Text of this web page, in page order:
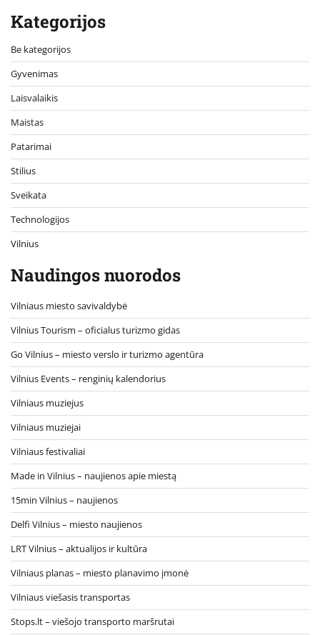
Kategorijos
Be kategorijos
Gyvenimas
Laisvalaikis
Maistas
Patarimai
Stilius
Sveikata
Technologijos
Vilnius
Naudingos nuorodos
Vilniaus miesto savivaldybė
Vilnius Tourism – oficialus turizmo gidas
Go Vilnius – miesto verslo ir turizmo agentūra
Vilnius Events – renginių kalendorius
Vilniaus muziejus
Vilniaus muziejai
Vilniaus festivaliai
Made in Vilnius – naujienos apie miestą
15min Vilnius – naujienos
Delfi Vilnius – miesto naujienos
LRT Vilnius – aktualijos ir kultūra
Vilniaus planas – miesto planavimo įmonė
Vilniaus viešasis transportas
Stops.lt – viešojo transporto maršrutai